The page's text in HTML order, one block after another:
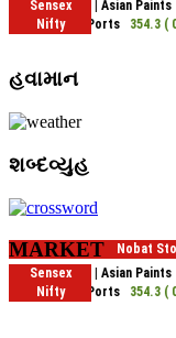
હવામાન
શબ્દવ્યુહ
MARKET